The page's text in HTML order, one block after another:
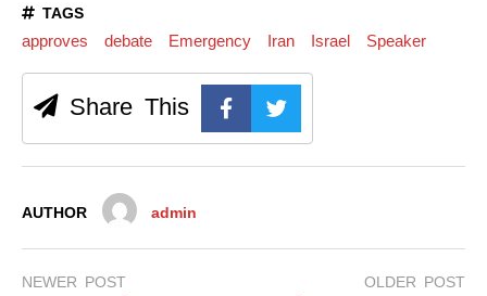
TAGS
approves debate Emergency Iran Israel Speaker
Share This
AUTHOR admin
NEWER POST OLDER POST